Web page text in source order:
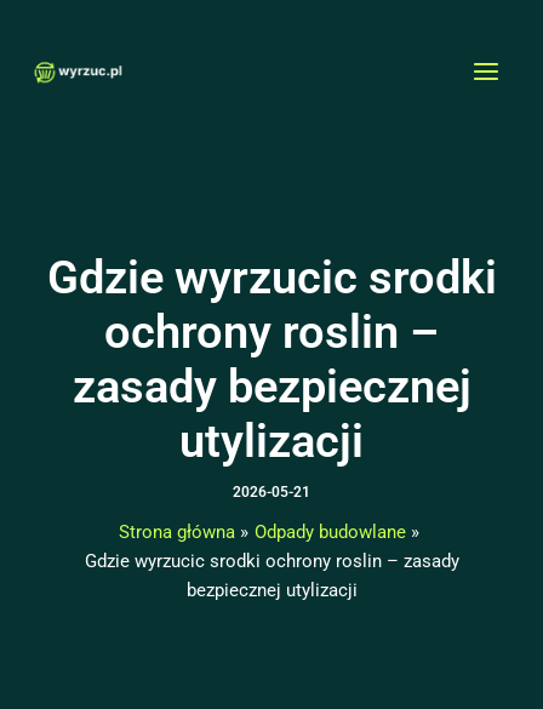
treści
Gdzie wyrzucic srodki
ochrony roslin –
zasady bezpiecznej
utylizacji
2026-05-21
Strona główna
Odpady budowlane
Gdzie wyrzucic srodki ochrony roslin – zasady
bezpiecznej utylizacji